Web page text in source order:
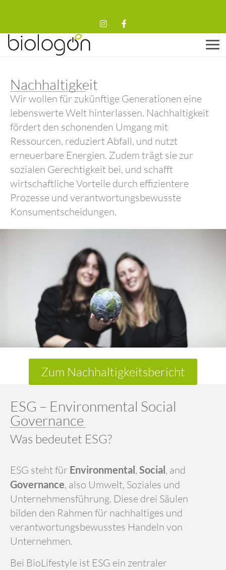
Nachhaltigkeit
Wir wollen für zukünftige Generationen eine
lebenswerte Welt hinterlassen. Nachhaltigkeit
fördert den schonenden Umgang mit
Ressourcen, reduziert Abfall, und nutzt
erneuerbare Energien. Zudem trägt sie zur
sozialen Gerechtigkeit bei, und schafft
wirtschaftliche Vorteile durch effizientere
Prozesse und verantwortungsbewusste
Konsumentscheidungen.
Zum Nachhaltigkeitsbericht
ESG – Environmental Social
Governance​
Was bedeutet ESG?
ESG steht für Environmental, Social, and
Governance, also Umwelt, Soziales und
Unternehmensführung. Diese drei Säulen
bilden den Rahmen für nachhaltiges und
verantwortungsbewusstes Handeln von
Unternehmen.
Bei BioLifestyle ist ESG ein zentraler